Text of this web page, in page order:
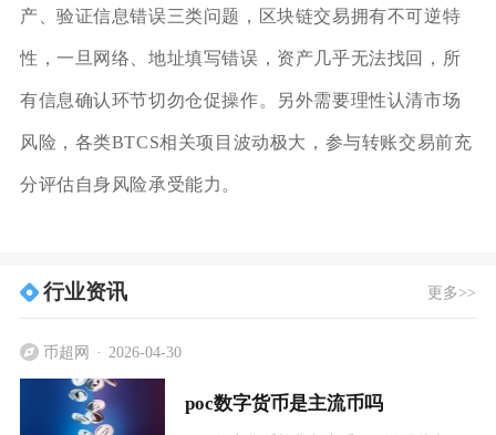
产、验证信息错误三类问题，区块链交易拥有不可逆特
性，一旦网络、地址填写错误，资产几乎无法找回，所
有信息确认环节切勿仓促操作。另外需要理性认清市场
风险，各类BTCS相关项目波动极大，参与转账交易前充
分评估自身风险承受能力。
行业资讯 更多>>
币超网 2026-04-30
poc数字货币是主流币吗